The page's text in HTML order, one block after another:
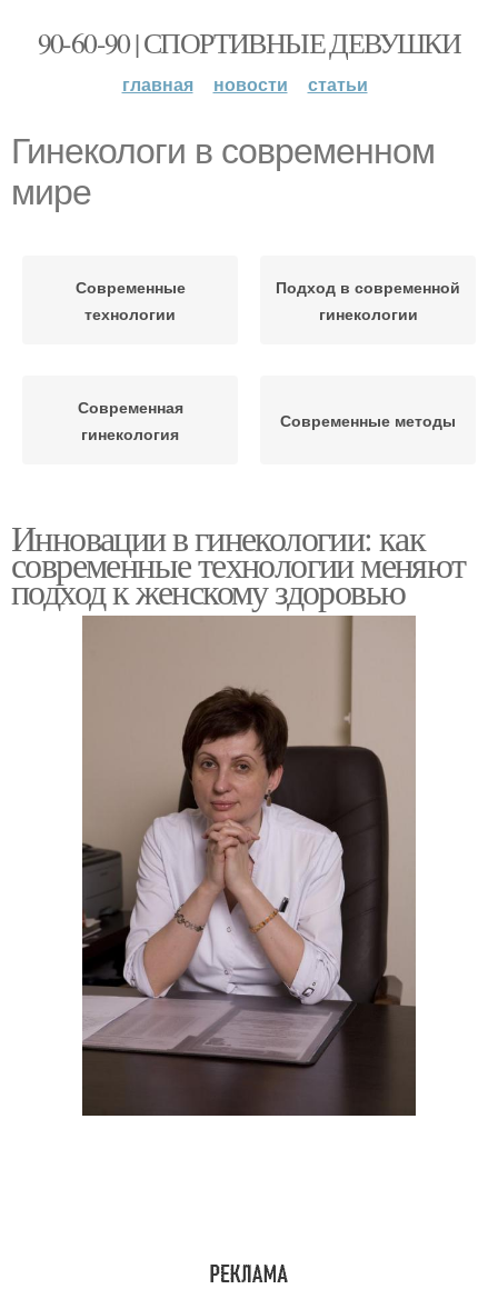
90-60-90 | СПОРТИВНЫЕ ДЕВУШКИ
главная новости статьи
Гинекологи в современном
мире
Современные
технологии
Подход в современной
гинекологии
Современная
гинекология
Современные методы
Инновации в гинекологии: как
современные технологии меняют
подход к женскому здоровью